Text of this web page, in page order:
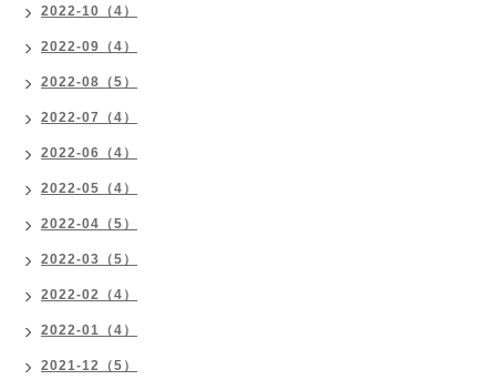
2022-10（4）
2022-09（4）
2022-08（5）
2022-07（4）
2022-06（4）
2022-05（4）
2022-04（5）
2022-03（5）
2022-02（4）
2022-01（4）
2021-12（5）